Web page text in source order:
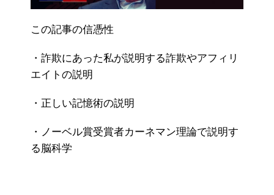
この記事の信憑性
・詐欺にあった私が説明する詐欺やアフィリ
エイトの説明
・正しい記憶術の説明
・ノーベル賞受賞者カーネマン理論で説明す
る脳科学